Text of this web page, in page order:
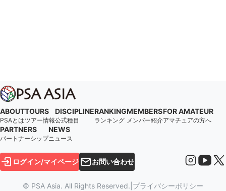
ABOUT
PSAとは
TOURS
ツアー情報
DISCIPLINE
公式種目
RANKING
ランキング
MEMBERS
メンバー紹介
FOR AMATEUR
アマチュアの方へ
PARTNERS
パートナーシップ
NEWS
ニュース
ログイン/マイページ お問い合わせ
© PSA Asia. All Rights Reserved. プライバシーポリシー